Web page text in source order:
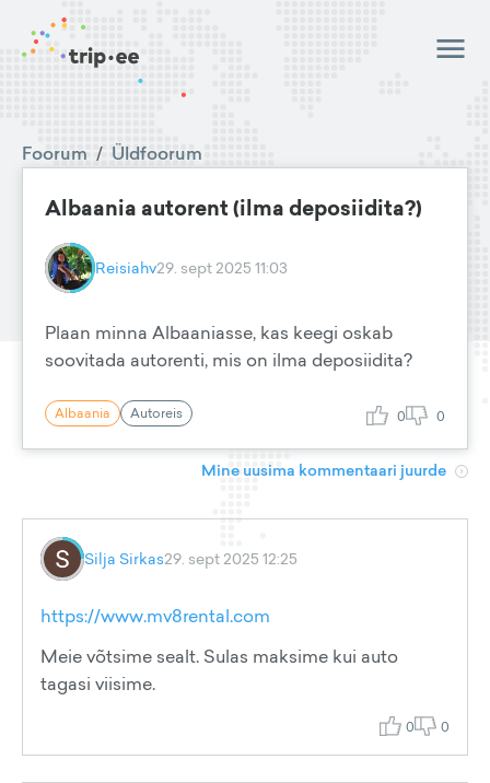
Foorum / Üldfoorum
Albaania autorent (ilma deposiidita?)
Reisiahv29. sept 2025 11:03
Plaan minna Albaaniasse, kas keegi oskab
soovitada autorenti, mis on ilma deposiidita?
Albaania Autoreis 0 0
Mine uusima kommentaari juurde
Silja Sirkas29. sept 2025 12:25
https://www.mv8rental.com
Meie võtsime sealt. Sulas maksime kui auto
tagasi viisime.
0 0